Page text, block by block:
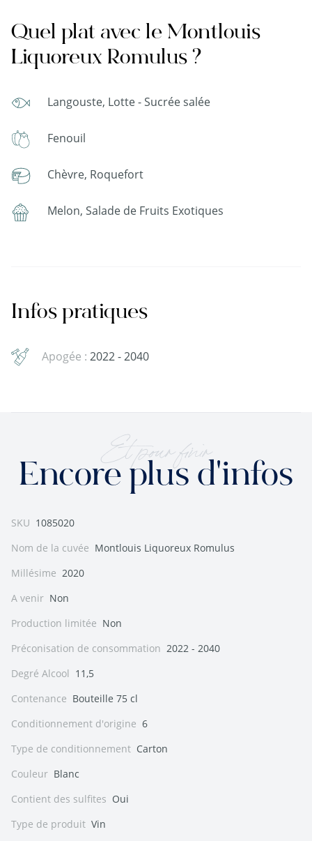
Quel plat avec le Montlouis
Liquoreux Romulus ?
Langouste, Lotte - Sucrée salée
Fenouil
Chèvre, Roquefort
Melon, Salade de Fruits Exotiques
Infos pratiques
Apogée : 2022 - 2040
Et pour finir
Encore plus d'infos
SKU 1085020
Nom de la cuvée Montlouis Liquoreux Romulus
Millésime 2020
A venir Non
Production limitée Non
Préconisation de consommation 2022 - 2040
Degré Alcool 11,5
Contenance Bouteille 75 cl
Conditionnement d'origine 6
Type de conditionnement Carton
Couleur Blanc
Contient des sulfites Oui
Type de produit Vin